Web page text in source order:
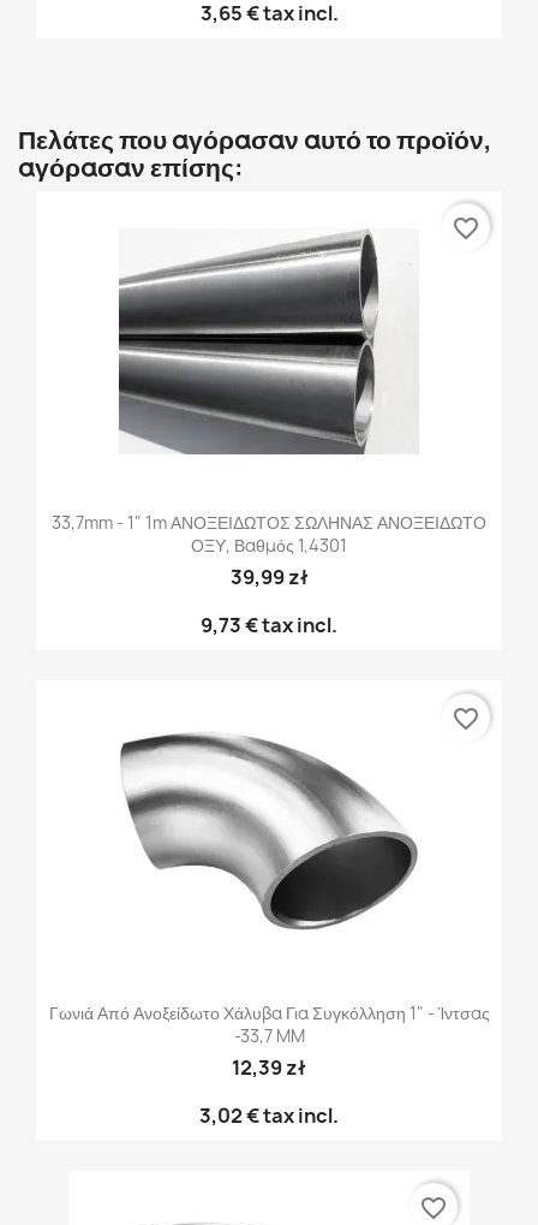
3,65 €tax incl.
Πελάτες που αγόρασαν αυτό το προϊόν,
αγόρασαν επίσης:
33,7mm - 1" 1m ΑΝΟΞΕΙΔΩΤΟΣ ΣΩΛΗΝΑΣ ΑΝΟΞΕΙΔΩΤΟ
ΟΞΥ, Βαθμός 1,4301
39,99 zł
9,73 €tax incl.
favorite_border
Γωνιά Από Ανοξείδωτο Χάλυβα Για Συγκόλληση 1" - Ίντσας
-33,7 MM
12,39 zł
3,02 €tax incl.
favorite_border
favorite_border